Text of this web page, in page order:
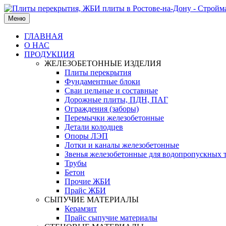
Меню
ГЛАВНАЯ
О НАС
ПРОДУКЦИЯ
ЖЕЛЕЗОБЕТОННЫЕ ИЗДЕЛИЯ
Плиты перекрытия
Фундаментные блоки
Сваи цельные и составные
Дорожные плиты, ПДН, ПАГ
Ограждения (заборы)
Перемычки железобетонные
Детали колодцев
Опоры ЛЭП
Лотки и каналы железобетонные
Звенья железобетонные для водопропускных
Трубы
Бетон
Прочие ЖБИ
Прайс ЖБИ
СЫПУЧИЕ МАТЕРИАЛЫ
Керамзит
Прайс сыпучие материалы